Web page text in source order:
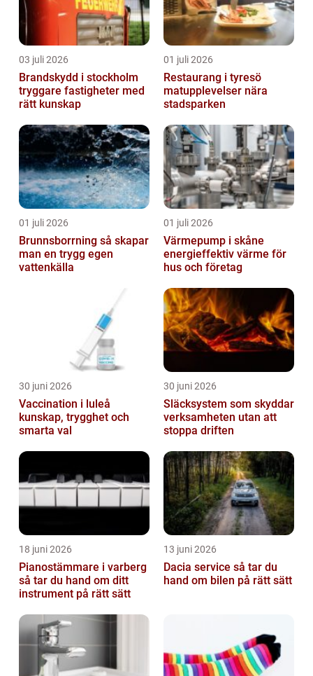
03 juli 2026
Brandskydd i stockholm
tryggare fastigheter med
rätt kunskap
01 juli 2026
Restaurang i tyresö
matupplevelser nära
stadsparken
01 juli 2026
Brunnsborrning så skapar
man en trygg egen
vattenkälla
01 juli 2026
Värmepump i skåne
energieffektiv värme för
hus och företag
30 juni 2026
Vaccination i luleå
kunskap, trygghet och
smarta val
30 juni 2026
Släcksystem som skyddar
verksamheten utan att
stoppa driften
18 juni 2026
Pianostämmare i varberg
så tar du hand om ditt
instrument på rätt sätt
13 juni 2026
Dacia service så tar du
hand om bilen på rätt sätt